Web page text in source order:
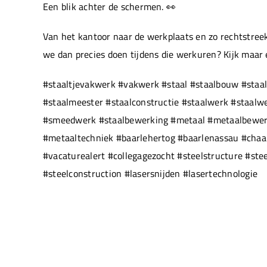
Een blik achter de schermen. 👀
Van het kantoor naar de werkplaats en zo
we dan precies doen tijdens die werkuren? Kijk maar
#staaltjevakwerk #vakwerk #staal #staalbouw
#staalmeester #staalconstructie #staalwerk
#smeedwerk #staalbewerking #metaal
#metaaltechniek #baarlehertog #baarlenassau
#vacaturealert #collegagezocht #steelstructure
#steelconstruction #lasersnijden #lasertechnologie